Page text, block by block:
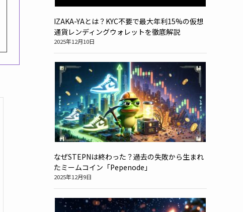
IZAKA-YAとは？KYC不要で最大年利15%の仮想
通貨レンディングウォレットを徹底解説
2025年12月10日
なぜSTEPNは終わった？過去の失敗から生まれ
たミームコイン「Pepenode」
2025年12月9日